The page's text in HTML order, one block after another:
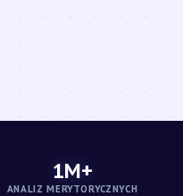
1M+
ANALIZ MERYTORYCZNYCH